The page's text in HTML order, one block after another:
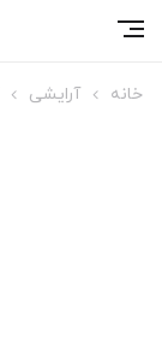
خانه آرایشی